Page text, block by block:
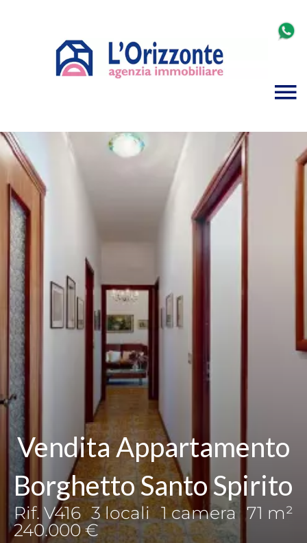
Vendita Appartamento
Borghetto Santo Spirito
Rif. V416 3 locali 1 camera 71 m²
240.000 €